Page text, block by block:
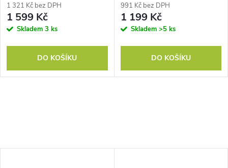
1 321 Kč bez DPH
1 599 Kč
Skladem 3 ks
DO KOŠÍKU
991 Kč bez DPH
1 199 Kč
Skladem >5 ks
DO KOŠÍKU